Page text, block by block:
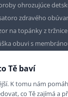
ohrozujúce
zdravého
na topánky z tržnice
obuvi s
Tě baví
K tomu nám
co Tě zajímá a